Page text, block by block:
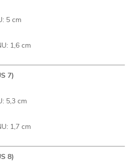
5 cm
1,6 cm
7)
5,3 cm
1,7 cm
8)